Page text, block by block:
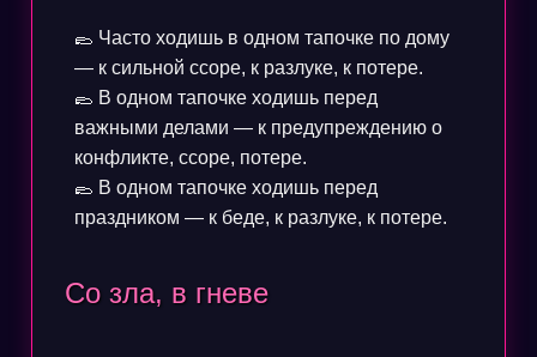
🥿 Часто ходишь в одном тапочке по дому
— к сильной ссоре, к разлуке, к потере.
🥿 В одном тапочке ходишь перед
важными делами — к предупреждению о
конфликте, ссоре, потере.
🥿 В одном тапочке ходишь перед
праздником — к беде, к разлуке, к потере.
Со зла, в гневе